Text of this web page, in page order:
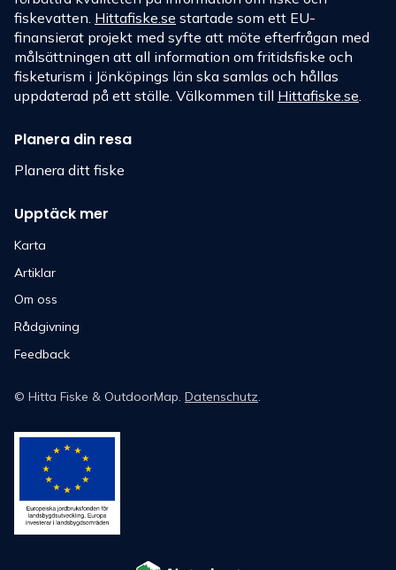
fiskevatten. Hittafiske.se startade som ett EU-
finansierat projekt med syfte att möte efterfrågan med
målsättningen att all information om fritidsfiske och
fisketurism i Jönköpings län ska samlas och hållas
uppdaterad på ett ställe. Välkommen till Hittafiske.se
Planera din resa
Planera ditt fiske
Upptäck mer
Karta
Artiklar
Om oss
Rådgivning
Feedback
© Hitta Fiske & OutdoorMap. Datenschutz.